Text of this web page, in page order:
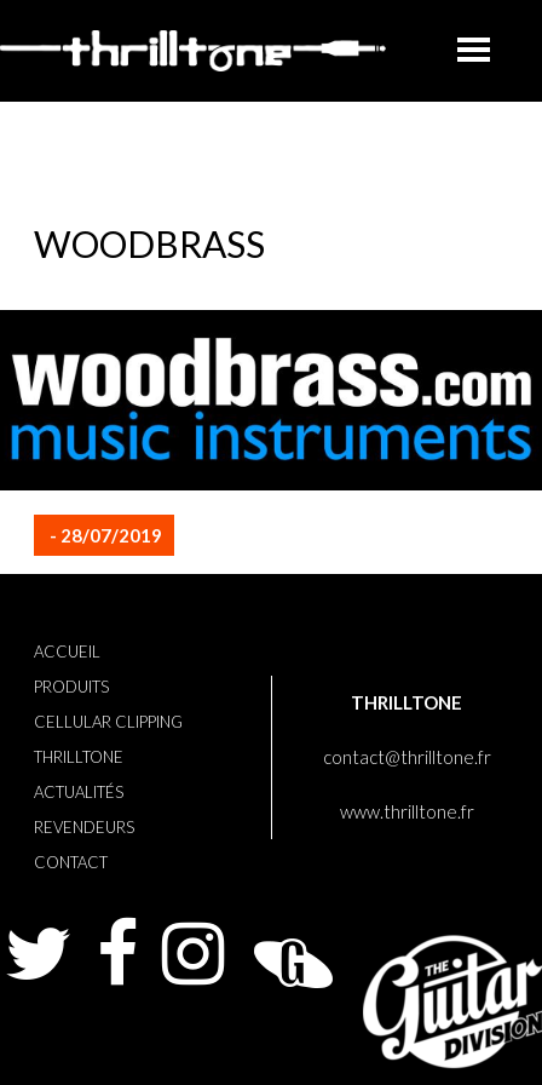
WOODBRASS
- 28/07/2019
ACCUEIL
PRODUITS
CELLULAR CLIPPING
THRILLTONE
ACTUALITÉS
REVENDEURS
CONTACT
THRILLTONE
contact@thrilltone.fr
www.thrilltone.fr
Instagram